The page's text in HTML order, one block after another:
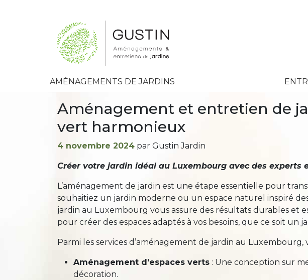
AMÉNAGEMENTS DE JARDINS
Aménagement et entretien de
vert harmonieux
Publié
4 novembre 2024 par Gustin Jardin
Créer votre jardin idéal au Luxembourg avec des experts
L’aménagement de jardin est une étape essentielle pour
souhaitiez un jardin moderne ou un espace naturel inspiré
jardin au Luxembourg vous assure des résultats durables
pour créer des espaces adaptés à vos besoins, que ce soit
Parmi les services d’aménagement de jardin au Luxembourg,
Aménagement d’espaces verts : Une conception sur
décoration.